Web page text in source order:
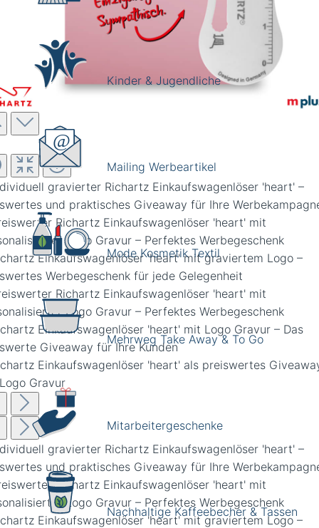
Kinder & Jugendliche
Mailing Werbeartikel
Mode Kosmetik Textil
Mehrweg Take Away & To Go
Mitarbeitergeschenke
Nachhaltige Kaffeebecher & Tassen